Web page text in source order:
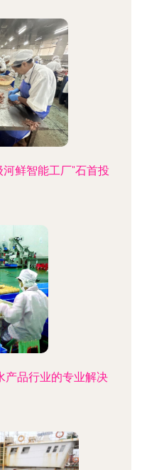
鲜智能工厂"石首投
产品行业的专业解决